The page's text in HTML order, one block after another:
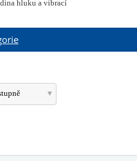
hluku a vibrací